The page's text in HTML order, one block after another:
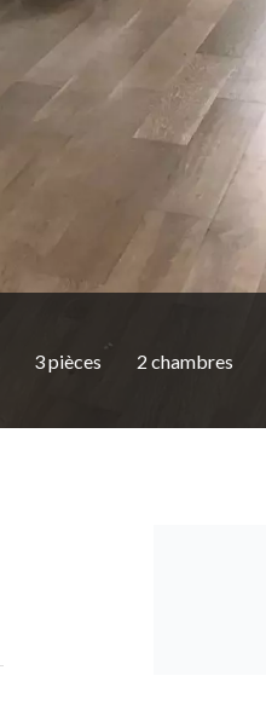
3 pièces 2 chambres